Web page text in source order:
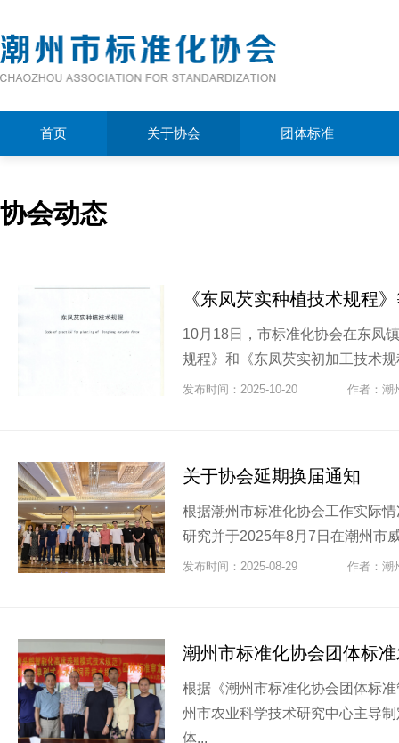
首页 关于协会 团体标准
协会动态
《东凤芡实种植技术规程
10月18日，市标准化协会在东凤
规程》和《东凤芡实初加工技术
发布时间：2025-10-20 作者：潮
关于协会延期换届通知
根据潮州市标准化协会工作实际
研究并于2025年8月7日在潮州市
发布时间：2025-08-29 作者：潮
潮州市标准化协会团体标
根据《潮州市标准化协会团体标
州市农业科学技术研究中心主导
体...